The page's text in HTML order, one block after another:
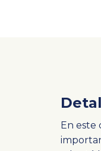
En este